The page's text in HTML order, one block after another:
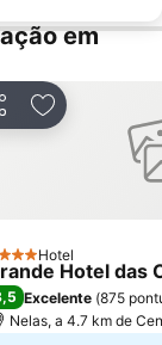
de Aveiro
em
Adicionar
Hotel
Hotel das
Excelente (875
Nelas, a 4.7 km de